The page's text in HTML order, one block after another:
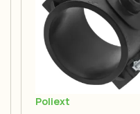
Poliext